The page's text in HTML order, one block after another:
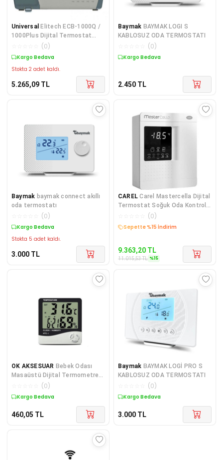
Universal Elitech ECB-1000Q /
1000Plus Dijital Termostat
Soğuk Oda Kontrol
(0)
Kargo Bedava
Stokta 2 adet kaldı.
5.265,09 TL
Baymak BAYMAK LOGI S
KABLOSUZ ODA TERMOSTATI
(0)
Kargo Bedava
2.450 TL
Baymak baymak connect akıllı
oda termostatı
(0)
Kargo Bedava
Stokta 5 adet kaldı.
3.000 TL
CAREL Carel Mastercella Dijital
Termostat Soğuk Oda Kontrol
Cihazı (Büy(0)
Sepette %15 İndirim
9.363,20 TL
11.015,53TL %15
OK AKSESUAR Bebek Odası
Masaüstü Dijital Termometre
Nem Ölçer Higrometre Saat
(0)
Kargo Bedava
460,05 TL
Baymak BAYMAK LOGİ PRO S
KABLOSUZ ODA TERMOSTATI
(0)
Kargo Bedava
3.000 TL